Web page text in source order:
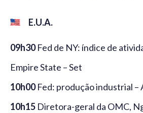
E.U.A.
09h30Fed de NY: índice de
Empire State – Set
10h00Fed: produção industrial –
10h15 Diretora-geral da OMC,